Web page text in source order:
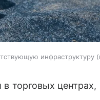
инфраструктуру
торговых центрах,